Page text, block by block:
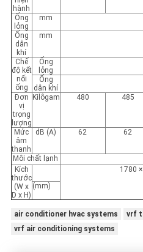
hành
Ống
lỏng
mm
Ống
dẫn
khí
mm
Chế
độ kết
nối
ống
Ống
lỏng
Ống
dẫn khí
Đơn
vị
trọng
lượng
Kilôgam 480 485
Mức
âm
thanh
dB (A) 62 62
Môi chất lạnh
Kích
thước
(W x
D x H)
1780
(mm)
air conditioner hvac systems
vrf
vrf air conditioning systems